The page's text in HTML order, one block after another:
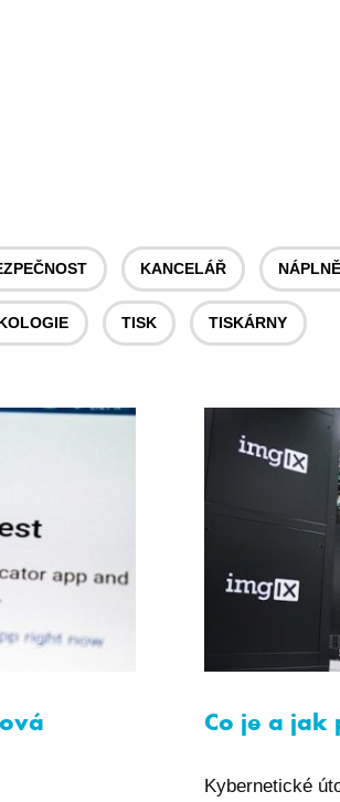
KANCELÁŘ
TISK TISKÁRNY
Co je a
Kybernetické